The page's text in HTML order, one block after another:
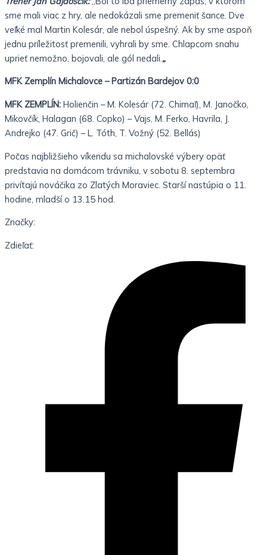
sme mali viac z hry, ale nedokázali sme premeniť šance. Dve
veľké mal Martin Kolesár, ale nebol úspešný. Ak by sme aspoň
jednu príležitosť premenili, vyhrali by sme. Chlapcom snahu
uprieť nemožno, bojovali, ale gól nedali.„
MFK Zemplín Michalovce – Partizán Bardejov 0:0
MFK ZEMPLÍN: Holienčin – M. Kolesár (72. Chimaľ), M. Janočko,
Mikovčík, Halagan (68. Copko) – Vajs, M. Ferko, Havrila, J.
Andrejko (47. Grič) – L. Tóth, T. Vožný (52. Bellás)
Počas najbližšieho víkendu sa michalovské výbery opäť
predstavia na domácom trávniku, v sobotu 8. septembra
privítajú nováčika zo Zlatých Moraviec. Starší nastúpia o 11.
hodine, mladší o 13.15 hod.
Značky:
Zdieľať: